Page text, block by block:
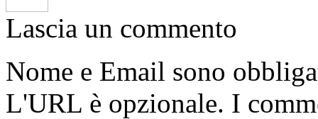
Lascia un commento
Nome e Email sono
L'URL è opzionale. I